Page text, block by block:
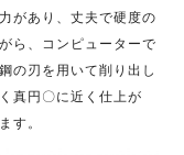
があり、丈夫で硬度の
ら、コンピューターで
の刃を用いて削り出し
真円〇に近く仕上が
す。